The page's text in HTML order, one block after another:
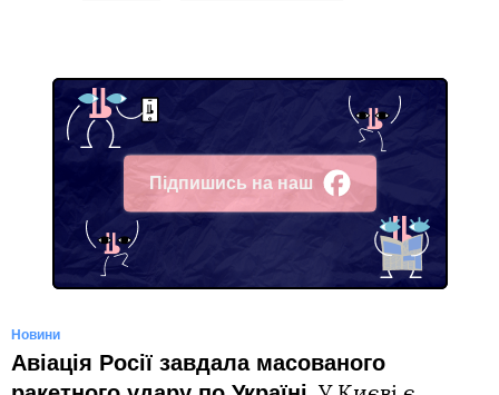
Підпишись на наш
Facebook
Новини
Авіація Росії завдала масованого